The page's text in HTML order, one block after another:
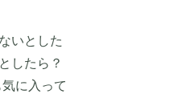
いとした
したら？
に入って